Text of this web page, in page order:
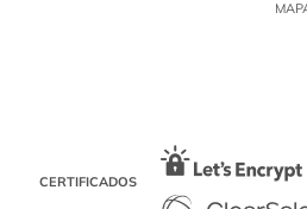
CERTIFICADOS